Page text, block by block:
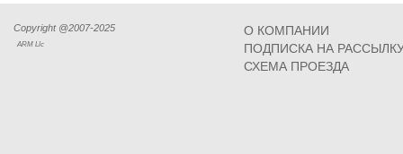
Copyright @2007-2025
ARM Llc
О КОМПАНИИ
ПОДПИСКА НА
СХЕМА ПРОЕЗДА